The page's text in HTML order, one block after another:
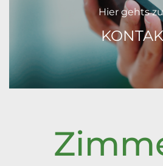
Hier gehts